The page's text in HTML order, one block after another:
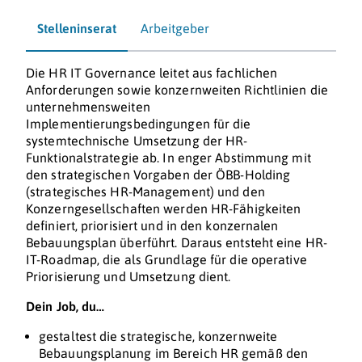
Stelleninserat Arbeitgeber
Die HR IT Governance leitet aus fachlichen
Anforderungen sowie konzernweiten Richtlinien die
unternehmensweiten
Implementierungsbedingungen für die
systemtechnische Umsetzung der HR-
Funktionalstrategie ab. In enger Abstimmung mit
den strategischen Vorgaben der ÖBB-Holding
(strategisches HR-Management) und den
Konzerngesellschaften werden HR-Fähigkeiten
definiert, priorisiert und in den konzernalen
Bebauungsplan überführt. Daraus entsteht eine HR-
IT-Roadmap, die als Grundlage für die operative
Priorisierung und Umsetzung dient.
Dein Job, du…
gestaltest die strategische, konzernweite
Bebauungsplanung im Bereich HR gemäß den